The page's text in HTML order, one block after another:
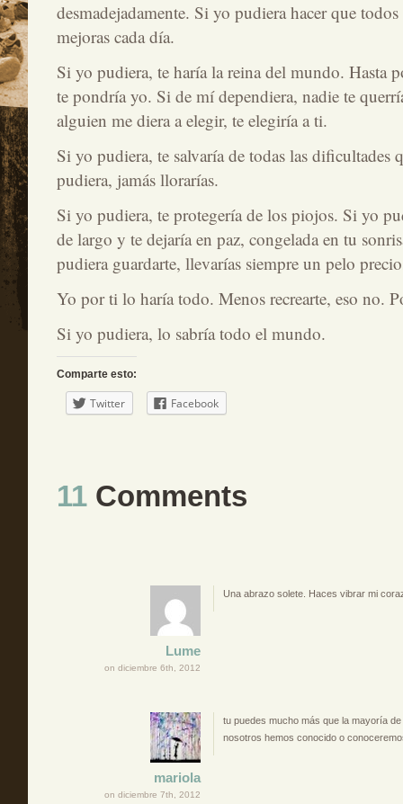
desmadejadamente. Si yo pudiera hacer que
mejoras cada día.
Si yo pudiera, te haría la reina del mundo. Hasta
te pondría yo. Si de mí dependiera, nadie te
alguien me diera a elegir, te elegiría a ti.
Si yo pudiera, te salvaría de todas las dificultades
pudiera, jamás llorarías.
Si yo pudiera, te protegería de los piojos. Si yo
de largo y te dejaría en paz, congelada en tu
pudiera guardarte, llevarías siempre un pelo
Yo por ti lo haría todo. Menos recrearte, eso no.
Si yo pudiera, lo sabría todo el mundo.
Comparte esto:
Twitter Facebook
11Comments
Lume
on diciembre 6th, 2012
Una abrazo solete. Haces vibrar mi
mariola
on diciembre 7th, 2012
tu puedes mucho más que la mayoría
nosotros hemos conocido o